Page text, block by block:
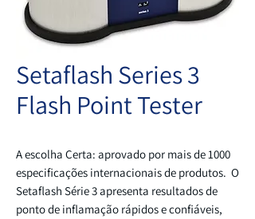
Setaflash Series 3
Flash Point Tester
A escolha Certa: aprovado por mais de 1000
especificações internacionais de produtos. O
Setaflash Série 3 apresenta resultados de
ponto de inflamação rápidos e confiáveis,